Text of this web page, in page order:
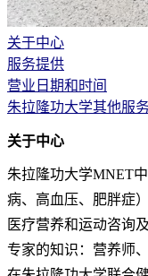
关于中心
服务提供
营业日期和时间
朱拉隆功大学其他服
关于中心
朱拉隆功大学MNET
病、高血压、肥胖症
医疗营养和运动咨询
专家的知识：营养师